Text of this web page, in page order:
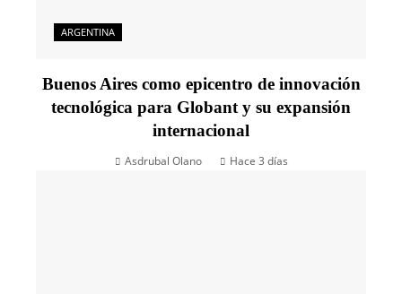
ARGENTINA
Buenos Aires como epicentro de innovación
tecnológica para Globant y su expansión
internacional
Asdrubal Olano Hace 3 días